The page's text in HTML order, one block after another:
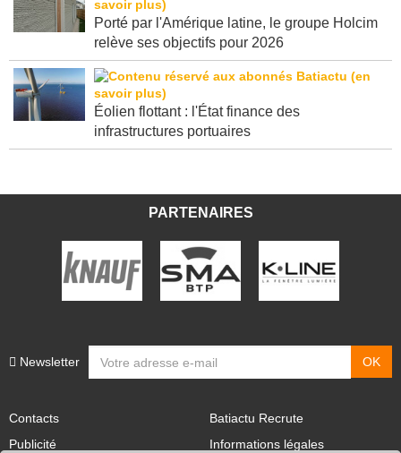
Porté par l'Amérique latine, le groupe Holcim
relève ses objectifs pour 2026
Éolien flottant : l'État finance des
infrastructures portuaires
PARTENAIRES
Newsletter
Contacts
Publicité
Batiactu Recrute
Informations légales